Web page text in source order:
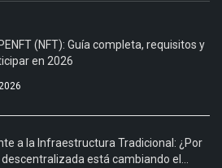
(NFT): Guía completa, requisitos y
en 2026
a la Infraestructura Tradicional: ¿Por
está cambiando el